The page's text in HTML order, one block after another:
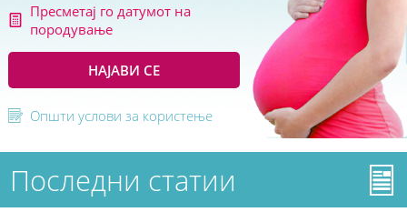
Пресметај го датумот на
породување
НАЈАВИ СЕ
Општи услови за користење
Последни статии